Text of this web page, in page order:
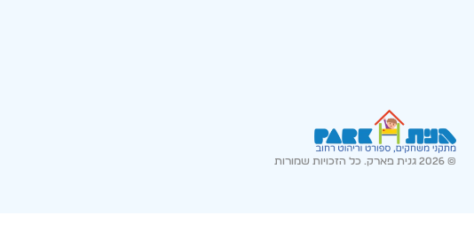
© 2026 גנית פארק. כל הזכויות שמורות